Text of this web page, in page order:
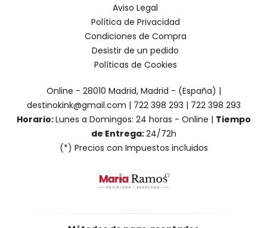
Aviso Legal
Política de Privacidad
Condiciones de Compra
Desistir de un pedido
Políticas de Cookies
Online - 28010 Madrid, Madrid - (España) |
destinokink@gmail.com | 722 398 293 | 722 398 293
Horario:Lunes a Domingos: 24 horas - Online | Tiempo
de Entrega:24/72h
(*) Precios con Impuestos incluidos